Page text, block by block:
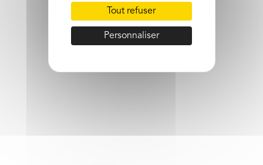
Tout refuser
Personnaliser